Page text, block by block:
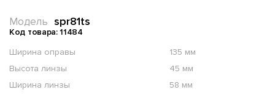
spr81ts
Модель
Код товара: 11484
Ширина оправы
135 мм
Высота линзы
45 мм
Ширина линзы
58 мм